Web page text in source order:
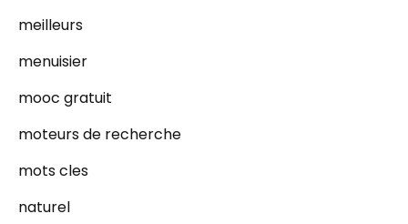
meilleurs
menuisier
mooc gratuit
moteurs de recherche
mots cles
naturel